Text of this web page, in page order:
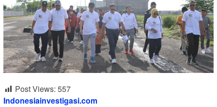
Post Views: 557
Indonesiainvestigasi.com